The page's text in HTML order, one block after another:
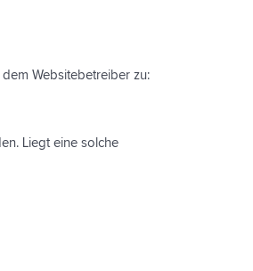
Websitebetreiber zu:
Liegt eine solche